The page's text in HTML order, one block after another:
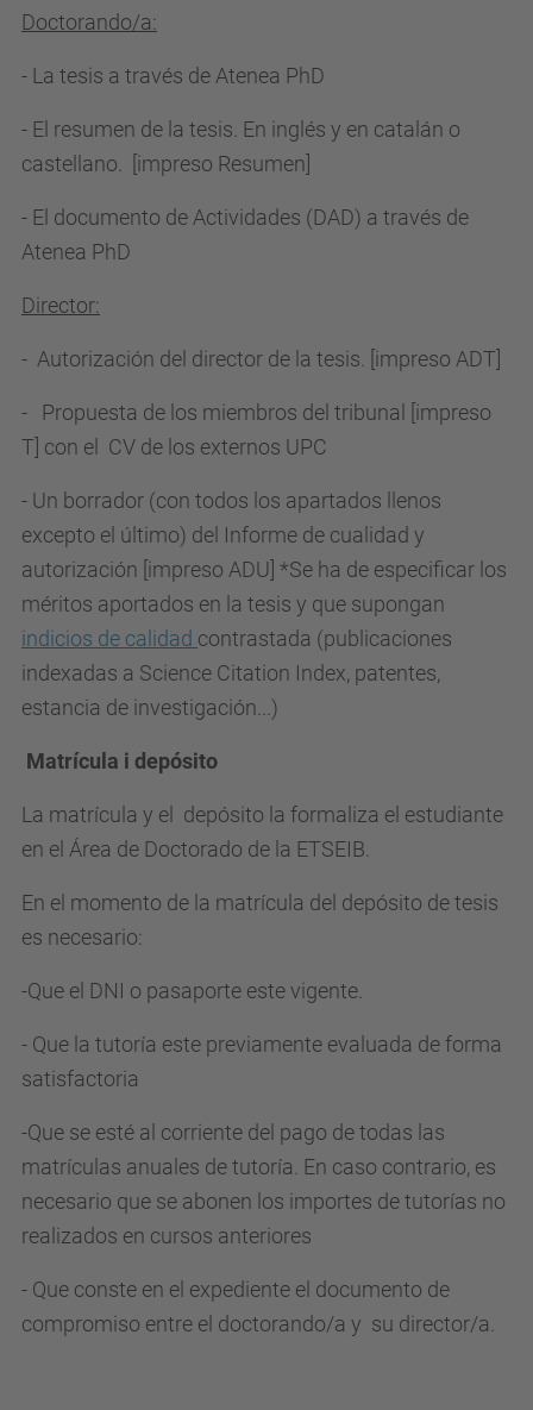
Doctorando/a:
- La tesis a través de Atenea PhD
- El resumen de la tesis. En inglés y en catalán o
castellano. [impreso Resumen]
- El documento de Actividades (DAD) a través de
Atenea PhD
Director:
- Autorización del director de la tesis. [impreso ADT]
- Propuesta de los miembros del tribunal [impreso
T] con el CV de los externos UPC
- Un borrador (con todos los apartados llenos
excepto el último) del Informe de cualidad y
autorización [impreso ADU] *Se ha de especificar los
méritos aportados en la tesis y que supongan
indicios de calidad contrastada (publicaciones
indexadas a Science Citation Index, patentes,
estancia de investigación...)
Matrícula i depósito
La matrícula y el depósito la formaliza el estudiante
en el Área de Doctorado de la ETSEIB.
En el momento de la matrícula del depósito de tesis
es necesario:
-Que el DNI o pasaporte este vigente.
- Que la tutoría este previamente evaluada de forma
satisfactoria
-Que se esté al corriente del pago de todas las
matrículas anuales de tutoría. En caso contrario, es
necesario que se abonen los importes de tutorías no
realizados en cursos anteriores
- Que conste en el expediente el documento de
compromiso entre el doctorando/a y su director/a.